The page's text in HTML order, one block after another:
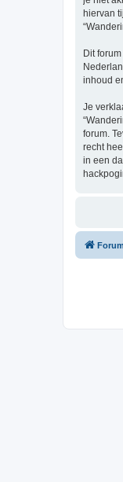
hiervan
Dit
inhoud
Je
forum.
recht
in een